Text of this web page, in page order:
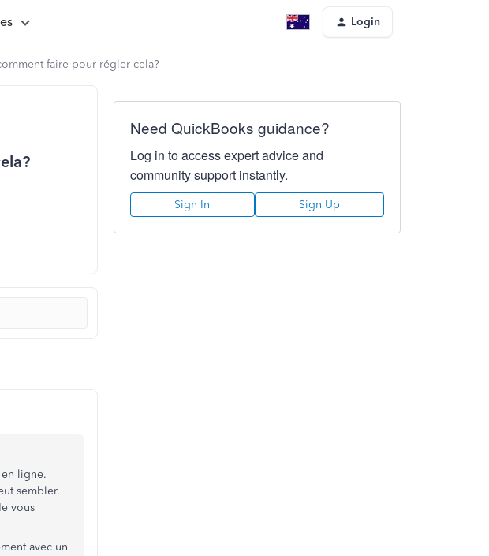
Login
faire pour régler cela?
ligne.
sembler.
vous
avec un
Need QuickBooks guidance?
Log in to access expert advice and
community support instantly.
Sign In Sign Up